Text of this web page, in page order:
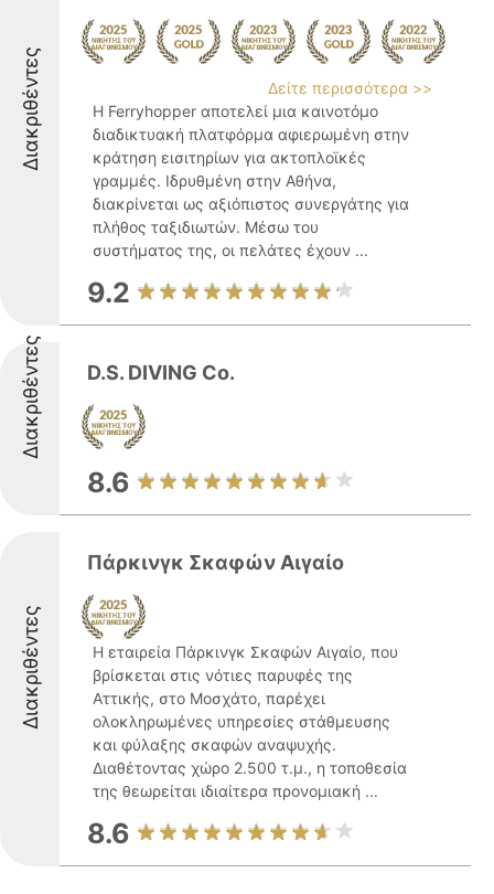
Διακριθέντες
Δείτε περισσότερα >>
Η Ferryhopper αποτελεί μια καινοτόμο
διαδικτυακή πλατφόρμα αφιερωμένη στην
κράτηση εισιτηρίων για ακτοπλοϊκές
γραμμές. Ιδρυθμένη στην Αθήνα,
διακρίνεται ως αξιόπιστος συνεργάτης για
πλήθος ταξιδιωτών. Μέσω του
συστήματος της, οι πελάτες έχουν ...
9.2
Διακριθέντες D.S. DIVING Co.
8.6
Διακριθέντες
Πάρκινγκ Σκαφών Αιγαίο
Η εταιρεία Πάρκινγκ Σκαφών Αιγαίο, που
βρίσκεται στις νότιες παρυφές της
Αττικής, στο Μοσχάτο, παρέχει
ολοκληρωμένες υπηρεσίες στάθμευσης
και φύλαξης σκαφών αναψυχής.
Διαθέτοντας χώρο 2.500 τ.μ., η τοποθεσία
της θεωρείται ιδιαίτερα προνομιακή ...
8.6